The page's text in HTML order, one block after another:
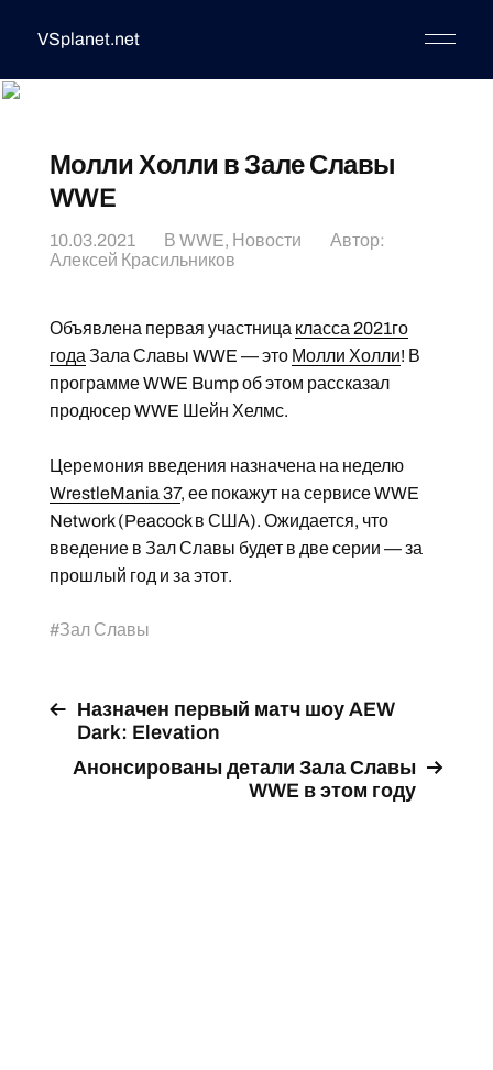
VSplanet.net
Молли Холли в Зале Славы
WWE
10.03.2021 В WWE, Новости
Автор:
Алексей Красильников
Объявлена первая участница класса 2021го
года Зала Славы WWE — это Молли Холли! В
программе WWE Bump об этом рассказал
продюсер WWE Шейн Хелмс.
Церемония введения назначена на неделю
WrestleMania 37, ее покажут на сервисе WWE
Network (Peacock в США). Ожидается, что
введение в Зал Славы будет в две серии — за
прошлый год и за этот.
#Зал Славы
Назначен первый матч шоу AEW
Dark: Elevation
Анонсированы детали Зала Славы
WWE в этом году